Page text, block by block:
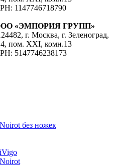
1147746718790
«ЭМПОРИЯ ГРУПП»
г. Москва, г. Зеленоград,
пом. XXI, комн.13
5147746238173
без ножек